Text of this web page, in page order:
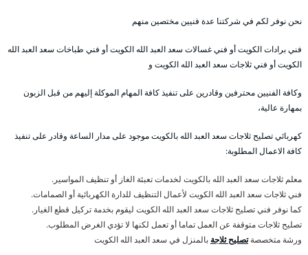
نحن نوفر لكم في شركتنا عدة فنيين مختصين منهم
فني برادات الكويت أو فني غسالات سعد العبد الله الكويت أو فني طباخات سعد العبد الله
الكويت أو فني ثلاجات سعد العبد الله الكويت و
وكافة الفنيين محترفين وقادرين على تنفيذ كافة المهام الموكلة إليهم من قبل الزبون
بمهارة عالية،
كهربائي تصليح ثلاجات سعد العبد الله بالكويت موجود على مدار الساعة وقادر على تنفيذ
كافة الاعمال المطلوبة:
معلم ثلاجات سعد العبد الله بالكويت لخدمات تعبئة الغاز أو تنظيف المواسير.
فني ثلاجات سعد العبد الله الكويت لأعمال التنظيف للدارة الكهربائية أو الصمامات.
كما نوفر فني تصليح ثلاجات سعد العبد الله الكويت ليقوم بخدمة تركيل قطع الغيار.
تصليح ثلاجات متوقفة عن العمل تماما أو تعمل لكنها لا تؤدي الغرض المطلوب.
ورشة متخصصةتصليح ثلاجة بالمنزل في سعد العبد الله الكويت